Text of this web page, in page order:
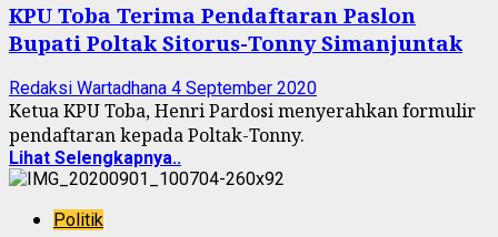
KPU Toba Terima Pendaftaran Paslon
Bupati Poltak Sitorus-Tonny Simanjuntak
Redaksi Wartadhana 4 September 2020
Ketua KPU Toba, Henri Pardosi menyerahkan formulir
pendaftaran kepada Poltak-Tonny.
Lihat Selengkapnya..
Politik